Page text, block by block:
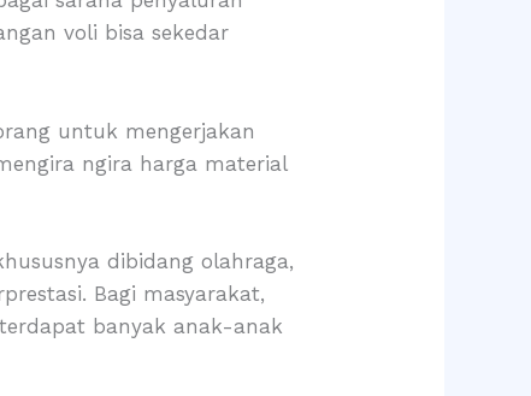
voli bisa sekedar
untuk mengerjakan
ngira harga material
dibidang olahraga,
Bagi masyarakat,
banyak anak-anak